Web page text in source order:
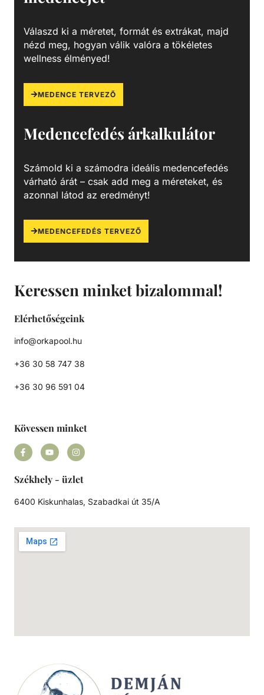
csökkenti a költségeket és fényes felületet biztosít.
Keressen minket bizalommal!
Elérhetőségeink
info@orkapool.hu
+36 30 58 747 38
+36 30 96 591 04
Kövessen minket
Székhely - üzlet
6400 Kiskunhalas, Szabadkai út 35/A
Válaszd ki a méretet, formát és extrákat, majd
nézd meg, hogyan válik valóra a tökéletes
wellness élményed!
MEDENCE TERVEZŐ
Medencefedés árkalkulátor
Számold ki a számodra ideális medencefedés
várható árát – csak add meg a méreteket, és
azonnal látod az eredményt!
MEDENCEFEDÉS TERVEZŐ